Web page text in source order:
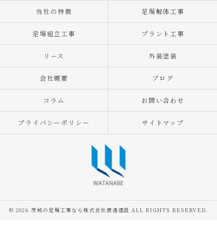
当社の特徴 足場解体工事
足場組立工事 プラント工事
リース 外装塗装
会社概要 ブログ
コラム お問い合わせ
プライバシーポリシー サイトマップ
© 2026 茨城の足場工事なら株式会社渡邊建設 ALL RIGHTS RESERVED.